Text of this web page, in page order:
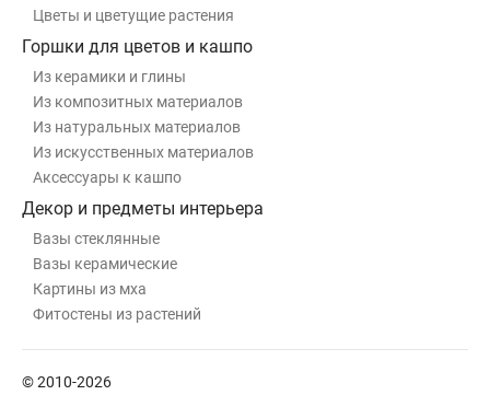
Цветы и цветущие растения
Горшки для цветов и кашпо
Из керамики и глины
Из композитных материалов
Из натуральных материалов
Из искусственных материалов
Аксессуары к кашпо
Декор и предметы интерьера
Вазы стеклянные
Вазы керамические
Картины из мха
Фитостены из растений
© 2010-2026